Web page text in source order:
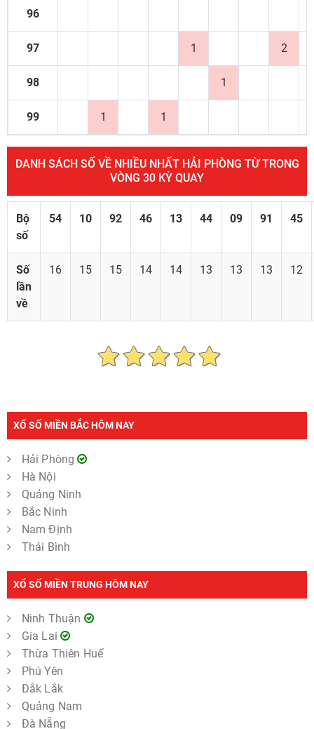
XỔ SỐ MIỀN BẮC HÔM NAY
Hải Phòng
Hà Nội
Quảng Ninh
Bắc Ninh
Nam Định
Thái Bình
XỔ SỐ MIỀN TRUNG HÔM NAY
Ninh Thuận
Gia Lai
Thừa Thiên Huế
Phú Yên
Đắk Lắk
Quảng Nam
Đà Nẵng
96
97 1 2
98 1
99 1 1
DANH SÁCH SỐ VỀ NHIỀU NHẤT HẢI PHÒNG TỪ TRONG
VÒNG 30 KỲ QUAY
Bộ
số
54 10 92 46 13 44 09 91 45
Số
lần
về
16 15 15 14 14 13 13 13 12